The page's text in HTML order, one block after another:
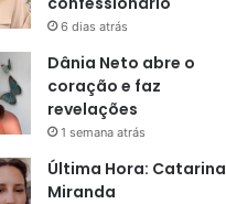
6 dias atrás
Dânia Neto abre o
coração e faz
revelações
1 semana atrás
Última Hora: Catarina
Miranda